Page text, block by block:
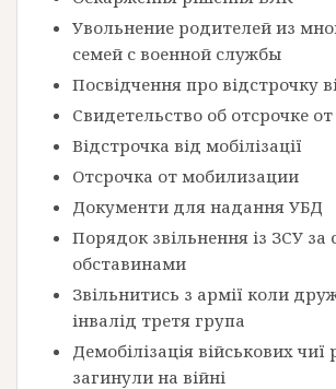
Увольнение родителей из
семей с военной службы
Посвідчення про відстрочку
Свидетельство об отсрочке
Відстрочка від мобілізації
Отсрочка от мобилизации
Документи для надання УБД
Порядок звільнення із ЗСУ за
обставинами
Звільнитись з армії коли
інвалід третя група
Демобілізація військових чиї
загинули на війні